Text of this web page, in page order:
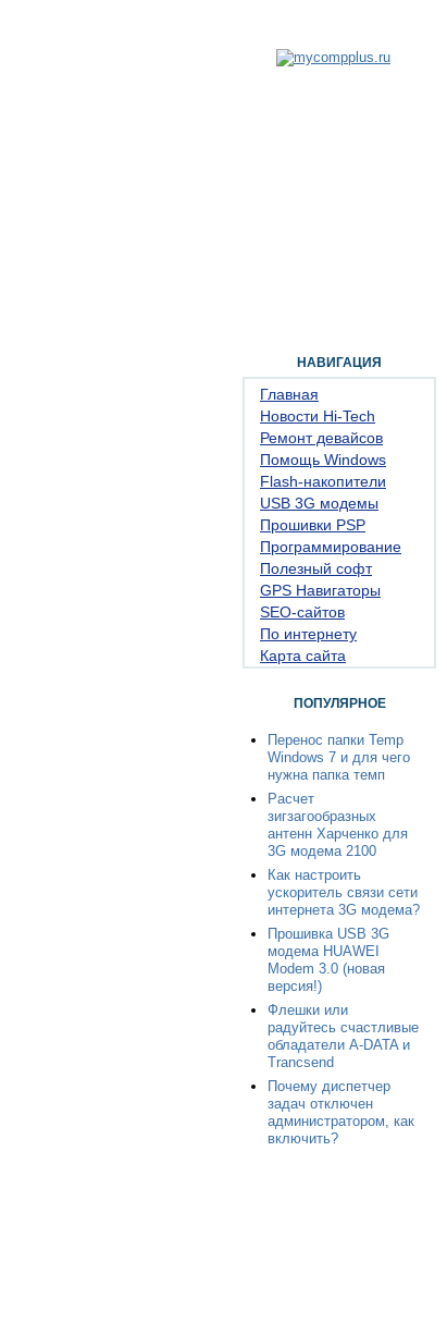
НАВИГАЦИЯ
Главная
Новости Hi-Tech
Ремонт девайсов
Помощь Windows
Flash-накопители
USB 3G модемы
Прошивки PSP
Программирование
Полезный софт
GPS Навигаторы
SEO-сайтов
По интернету
Карта сайта
ПОПУЛЯРНОЕ
Перенос папки Temp
Windows 7 и для чего
нужна папка темп
Расчет
зигзагообразных
антенн Харченко для
3G модема 2100
Как настроить
ускоритель связи сети
интернета 3G модема?
Прошивка USB 3G
модема HUAWEI
Modem 3.0 (новая
версия!)
Флешки или
радуйтесь счастливые
обладатели A-DATA и
Trancsend
Почему диспетчер
задач отключен
администратором, как
включить?